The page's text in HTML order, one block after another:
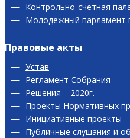
Контрольно-счетная
Молодежный парламент
Правовые акты
Устав
Регламент Собрания
Решения – 2020г.
Проекты Нормативных
Инициативные проекты
Публичные слушания и